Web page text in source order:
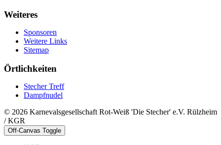
Weiteres
Sponsoren
Weitere Links
Sitemap
Örtlichkeiten
Stecher Treff
Dampfnudel
© 2026 Karnevalsgesellschaft Rot-Weiß 'Die Stecher' e.V. Rülzheim
/ KGR
Off-Canvas Toggle